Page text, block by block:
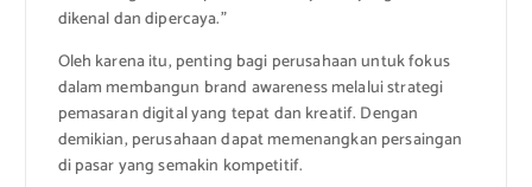
dikenal dan dipercaya.”
Oleh karena itu, penting bagi perusahaan untuk fokus
dalam membangun brand awareness melalui strategi
pemasaran digital yang tepat dan kreatif. Dengan
demikian, perusahaan dapat memenangkan persaingan
di pasar yang semakin kompetitif.